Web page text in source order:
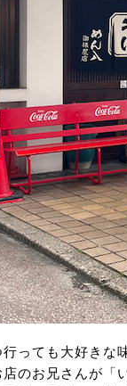
っても大好きな
のお兄さんが「